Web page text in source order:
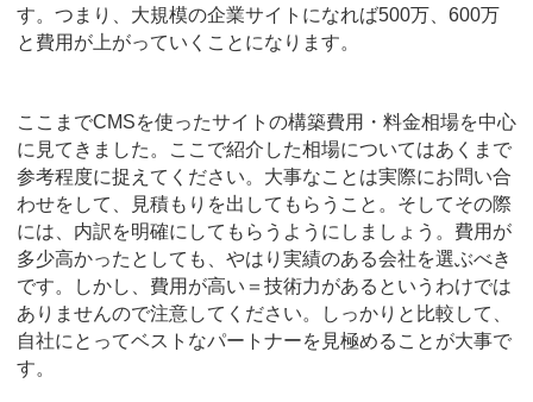
す。つまり、大規模の企業サイトになれば500万、600万
と費用が上がっていくことになります。
ここまでCMSを使ったサイトの構築費用・料金相場を中心
に見てきました。ここで紹介した相場についてはあくまで
参考程度に捉えてください。大事なことは実際にお問い合
わせをして、見積もりを出してもらうこと。そしてその際
には、内訳を明確にしてもらうようにしましょう。費用が
多少高かったとしても、やはり実績のある会社を選ぶべき
です。しかし、費用が高い＝技術力があるというわけでは
ありませんので注意してください。しっかりと比較して、
自社にとってベストなパートナーを見極めることが大事で
す。